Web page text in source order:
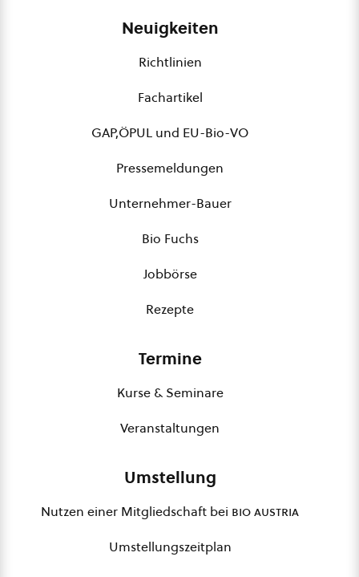
Neuigkeiten
Richtlinien
Fachartikel
GAP,ÖPUL und EU-Bio-VO
Pressemeldungen
Unternehmer-Bauer
Bio Fuchs
Jobbörse
Rezepte
Termine
Kurse & Seminare
Veranstaltungen
Umstellung
Nutzen einer Mitgliedschaft bei bio austria
Umstellungszeitplan